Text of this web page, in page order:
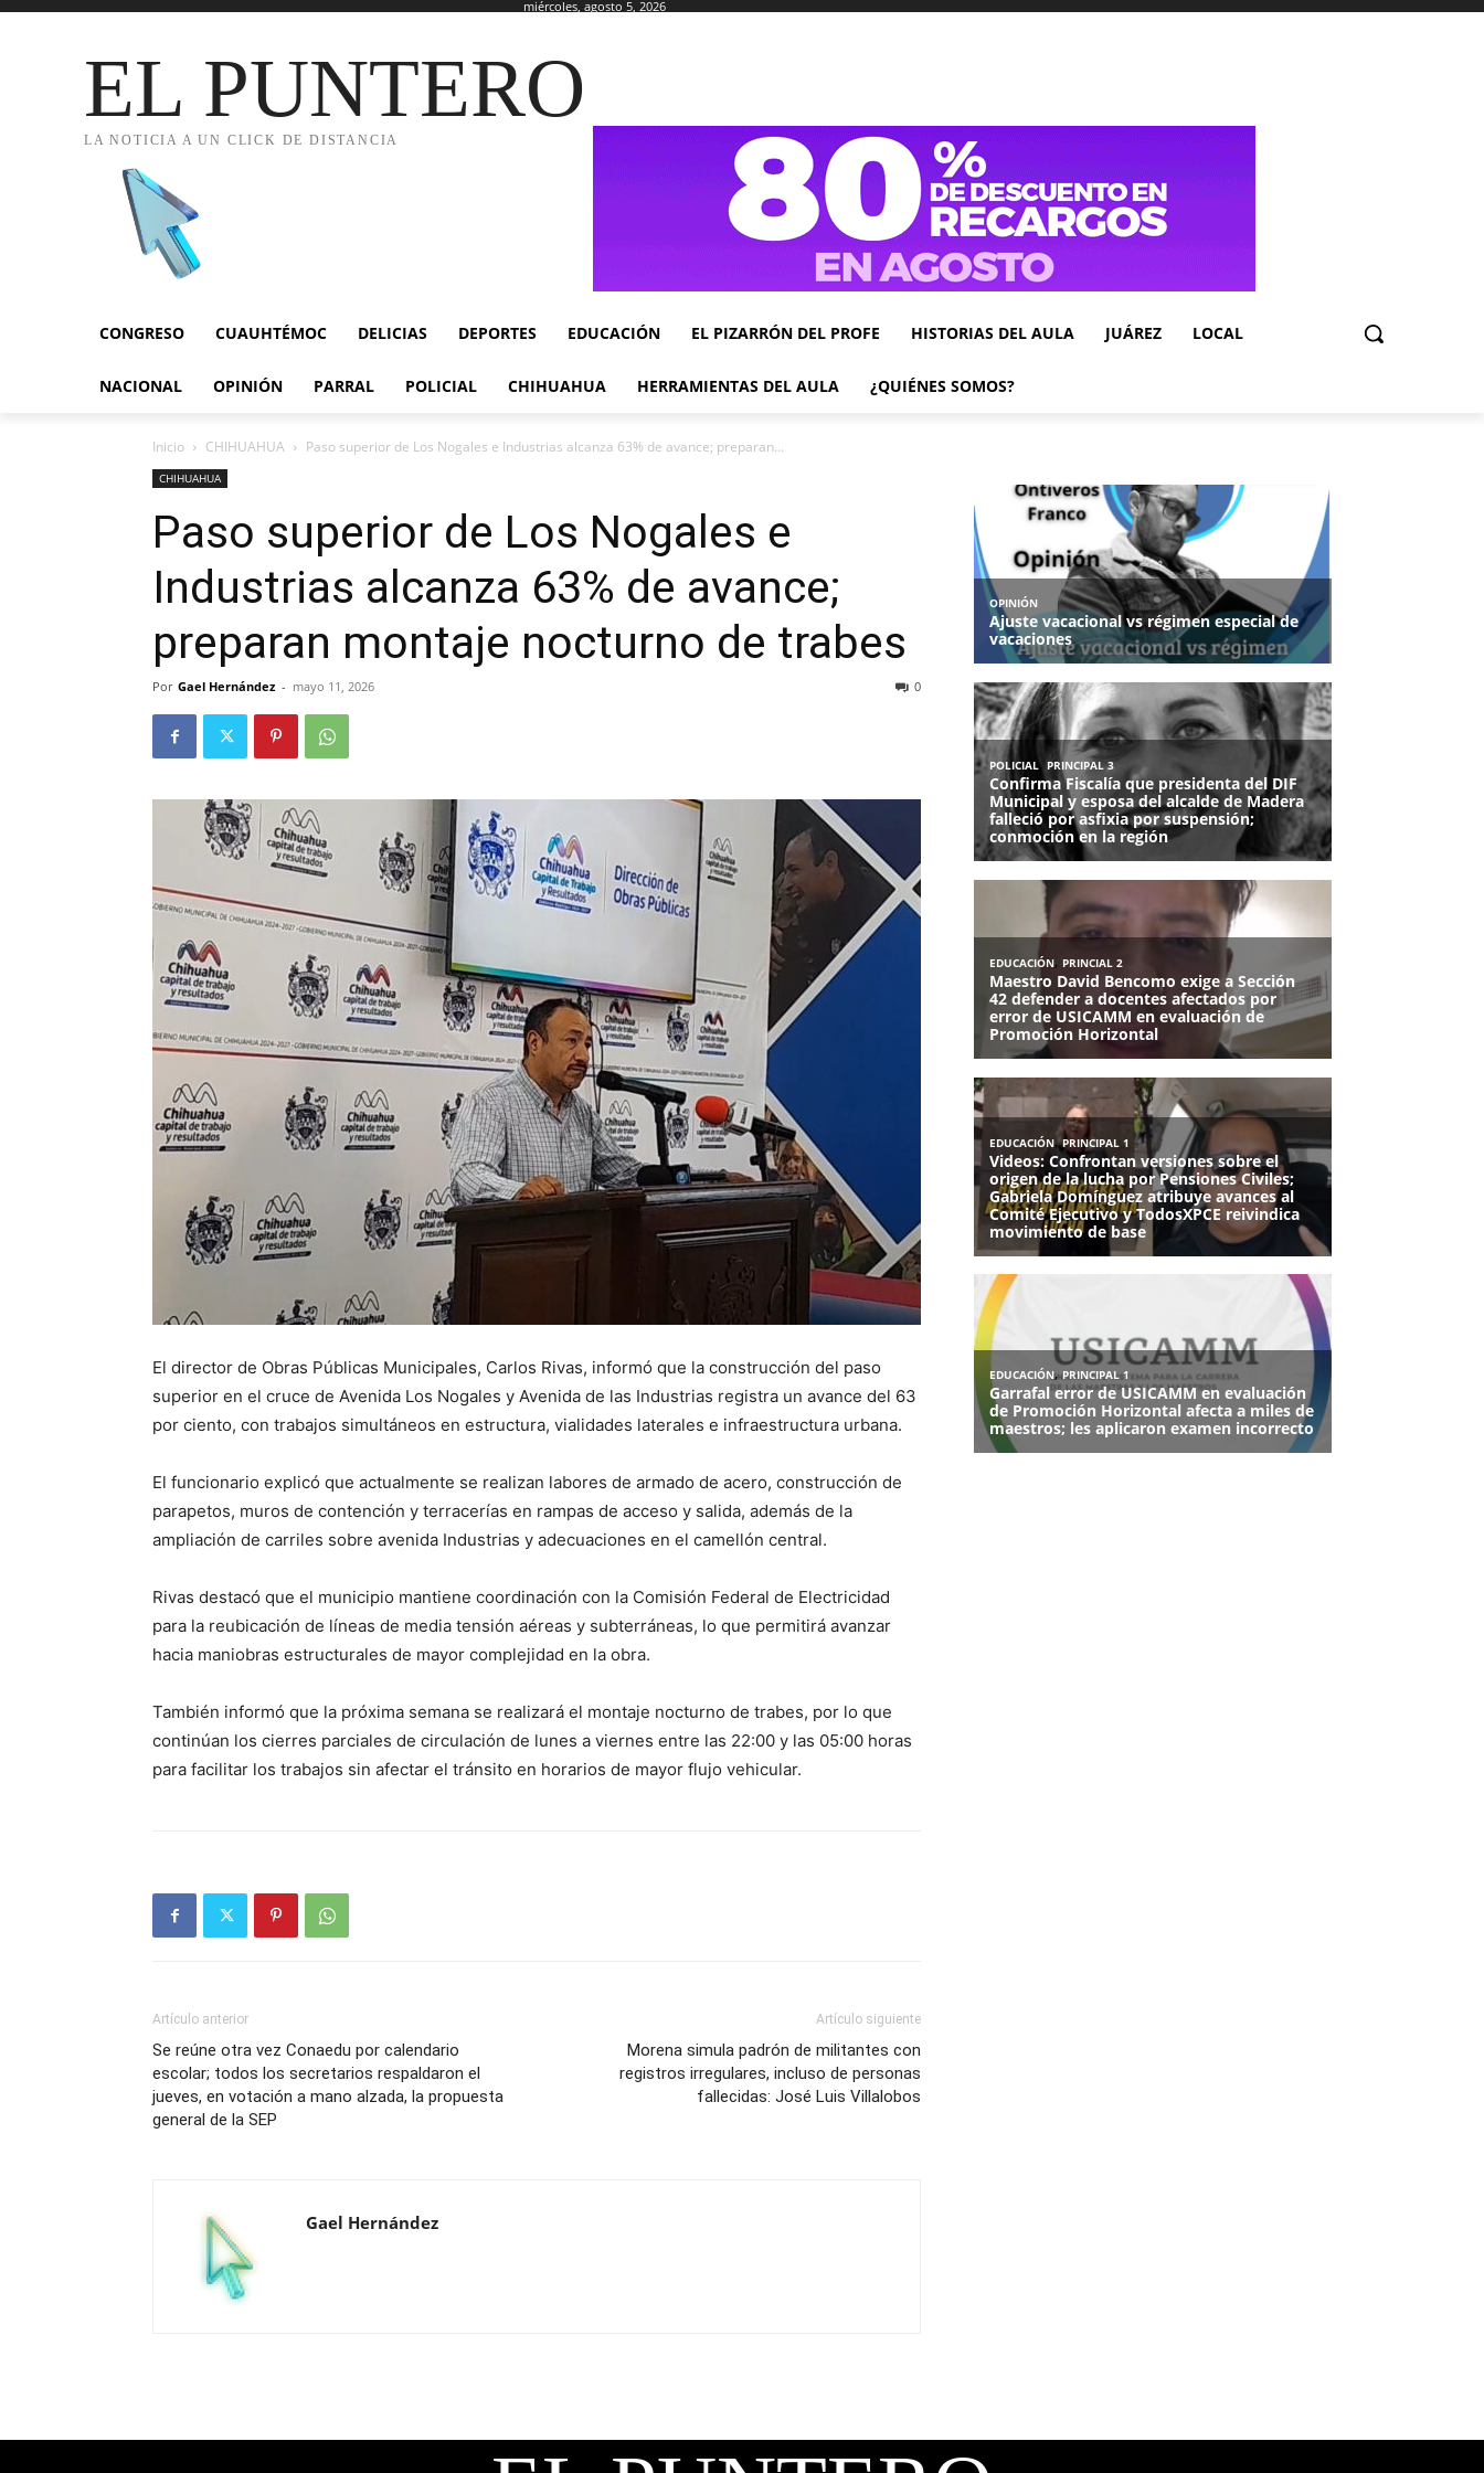
miércoles, agosto 5, 2026
EL PUNTERO
LA NOTICIA A UN CLICK DE DISTANCIA
CONGRESO CUAUHTÉMOC DELICIAS DEPORTES EDUCACIÓN EL PIZARRÓN DEL PROFE HISTORIAS DEL AULA JUÁREZ LOCAL
NACIONAL OPINIÓN PARRAL POLICIAL CHIHUAHUA HERRAMIENTAS DEL AULA ¿QUIÉNES SOMOS?
Inicio CHIHUAHUA Paso superior de Los Nogales e Industrias alcanza 63% de avance; preparan...
CHIHUAHUA
Paso superior de Los Nogales e
Industrias alcanza 63% de avance;
preparan montaje nocturno de trabes
Por Gael Hernández - mayo 11, 2026 0
El director de Obras Públicas Municipales, Carlos Rivas, informó que la construcción del paso
superior en el cruce de Avenida Los Nogales y Avenida de las Industrias registra un avance del 63
por ciento, con trabajos simultáneos en estructura, vialidades laterales e infraestructura urbana.
El funcionario explicó que actualmente se realizan labores de armado de acero, construcción de
parapetos, muros de contención y terracerías en rampas de acceso y salida, además de la
ampliación de carriles sobre avenida Industrias y adecuaciones en el camellón central.
Rivas destacó que el municipio mantiene coordinación con la Comisión Federal de Electricidad
para la reubicación de líneas de media tensión aéreas y subterráneas, lo que permitirá avanzar
hacia maniobras estructurales de mayor complejidad en la obra.
También informó que la próxima semana se realizará el montaje nocturno de trabes, por lo que
continúan los cierres parciales de circulación de lunes a viernes entre las 22:00 y las 05:00 horas
para facilitar los trabajos sin afectar el tránsito en horarios de mayor flujo vehicular.
Artículo anterior
Se reúne otra vez Conaedu por calendario
escolar; todos los secretarios respaldaron el
jueves, en votación a mano alzada, la propuesta
general de la SEP
Artículo siguiente
Morena simula padrón de militantes con
registros irregulares, incluso de personas
fallecidas: José Luis Villalobos
Gael Hernández